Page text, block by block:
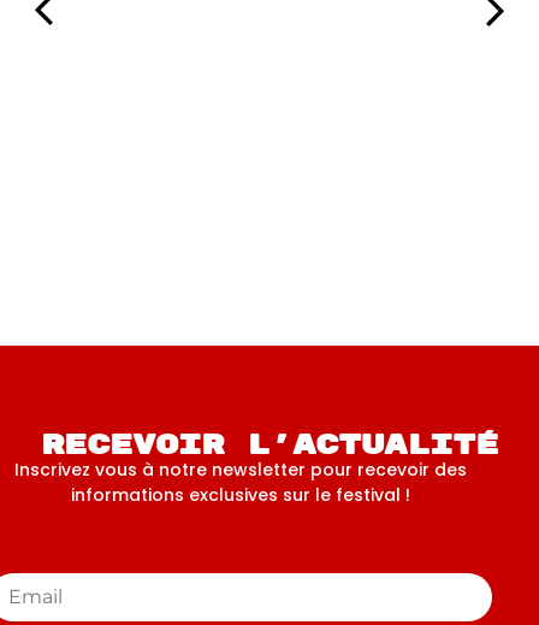
Recevoir l'actualité
Inscrivez vous à notre newsletter pour recevoir des
informations exclusives sur le festival !